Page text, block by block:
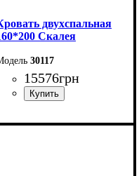
двухспальная
Скалея
30117
15576грн
176 см